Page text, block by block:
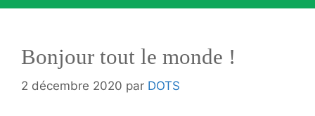
Bonjour tout le monde !
2 décembre 2020 par DOTS